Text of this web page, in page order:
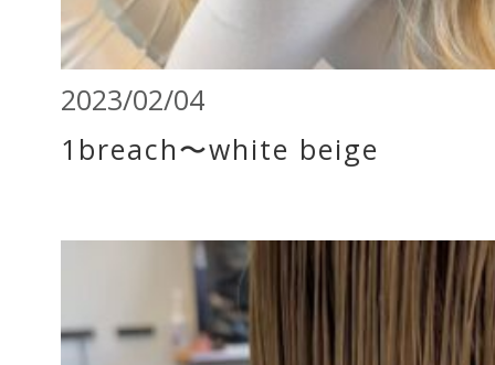
2023/02/04
1breach〜white beige